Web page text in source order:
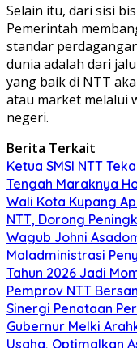
Selain itu, dari sisi
Pemerintah
standar
dunia adalah dari
yang baik di NTT
atau market melalui
negeri.
Berita Terkait
Ketua SMSI NTT
Tengah Maraknya
Wali Kota Kupang
NTT, Dorong
Wagub Johni
Maladministrasi
Tahun 2026 Jadi
Pemprov NTT
Sinergi Penataan
Gubernur Melki
Usaha, Optimalkan